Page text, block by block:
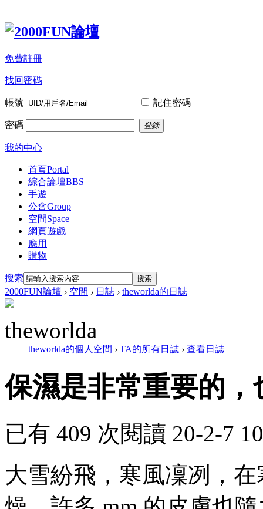
免費註冊
找回密碼
帳號 記住密碼
密碼 登錄
我的中心
首頁Portal
綜合論壇BBS
手遊
公會Group
空間Space
網頁遊戲
應用
購物
搜索 搜索
2000FUN論壇 › 空間 › 日誌 › theworlda的日誌
theworlda
theworlda的個人空間 › TA的所有日誌 › 查看日誌
保濕是非常重要的
已有 409 次閱讀 20-2-7
大雪紛飛，寒風凜冽，